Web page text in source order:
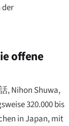
offene
,Nihon Shuwa,
320.000 bis
in Japan, mit